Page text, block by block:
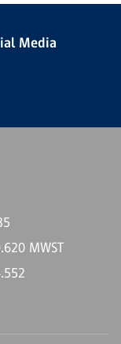
Media
MWST